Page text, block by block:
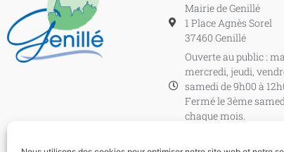
Mairie de Genillé
1 Place Agnès Sorel
37460 Genillé
Ouverte au public :
mercredi, jeudi,
samedi de 9h00 à
Fermé le 3ème
chaque mois.